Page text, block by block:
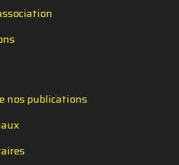
nos publications